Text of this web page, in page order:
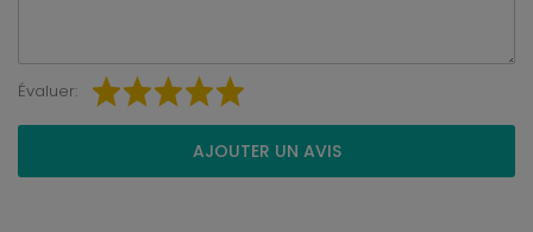
Évaluer:
AJOUTER UN AVIS